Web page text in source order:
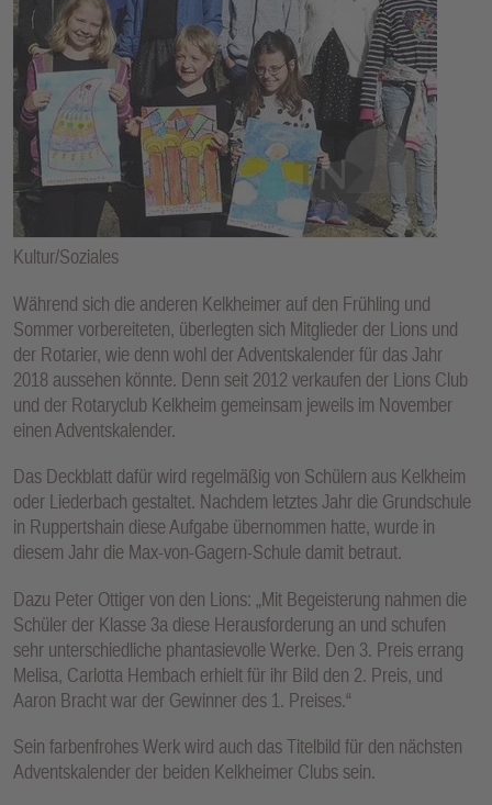
Kultur/Soziales
Während sich die anderen Kelkheimer auf den Frühling und
Sommer vorbereiteten, überlegten sich Mitglieder der Lions und
der Rotarier, wie denn wohl der Adventskalender für das Jahr
2018 aussehen könnte. Denn seit 2012 verkaufen der Lions Club
und der Rotaryclub Kelkheim gemeinsam jeweils im November
einen Adventskalender.
Das Deckblatt dafür wird regelmäßig von Schülern aus Kelkheim
oder Liederbach gestaltet. Nachdem letztes Jahr die Grundschule
in Ruppertshain diese Aufgabe übernommen hatte, wurde in
diesem Jahr die Max-von-Gagern-Schule damit betraut.
Dazu Peter Ottiger von den Lions: „Mit Begeisterung nahmen die
Schüler der Klasse 3a diese Herausforderung an und schufen
sehr unterschiedliche phantasievolle Werke. Den 3. Preis errang
Melisa, Carlotta Hembach erhielt für ihr Bild den 2. Preis, und
Aaron Bracht war der Gewinner des 1. Preises.“
Sein farbenfrohes Werk wird auch das Titelbild für den nächsten
Adventskalender der beiden Kelkheimer Clubs sein.
E
N